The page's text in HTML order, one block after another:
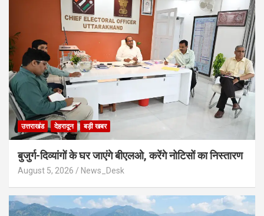
उत्तराखंड देहरादून बड़ी खबर
बुजुर्ग-दिव्यांगों के घर जाएंगे बीएलओ, करेंगे नोटिसों का निस्तारण
August 5, 2026 News_Desk